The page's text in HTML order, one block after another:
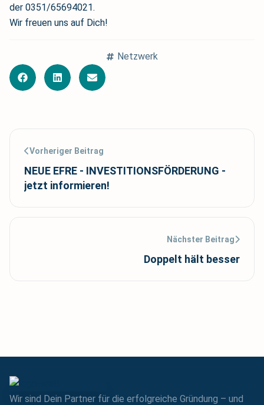
der 0351/65694021.
Wir freuen uns auf Dich!
Netzwerk
Vorheriger Beitrag
NEUE EFRE - INVESTITIONSFÖRDERUNG -
jetzt informieren!
Nächster Beitrag
Doppelt hält besser
Wir sind Dein Partner für die erfolgreiche Gründung – und